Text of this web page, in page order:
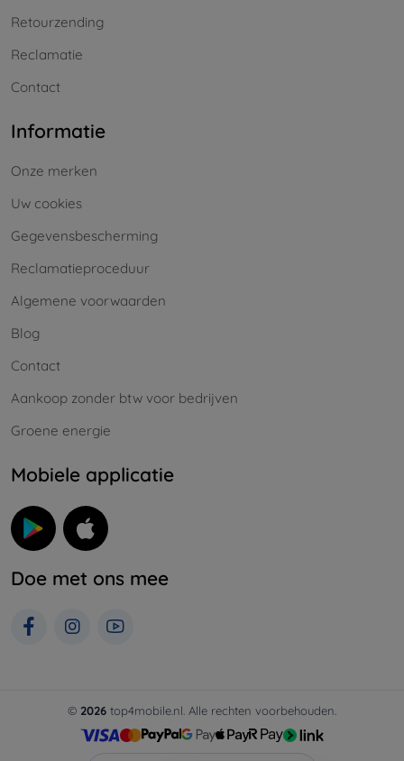
Retourzending
Reclamatie
Contact
Informatie
Onze merken
Uw cookies
Gegevensbescherming
Reclamatieproceduur
Algemene voorwaarden
Blog
Contact
Aankoop zonder btw voor bedrijven
Groene energie
Mobiele applicatie
Doe met ons mee
© 2026 top4mobile.nl. Alle rechten voorbehouden.